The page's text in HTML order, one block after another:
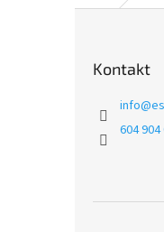
Kontakt
info@
604 904